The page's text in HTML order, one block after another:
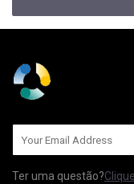
Ter uma questão?